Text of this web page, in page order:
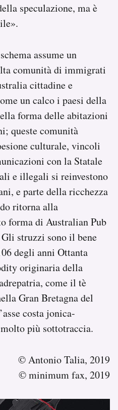
speculazione, ma è
assume un
comunità di immigrati
cittadine e
un calco i paesi della
forma delle abitazioni
queste comunità
culturale, vincoli
con la Statale
e illegali si reinvestono
e parte della ricchezza
ritorna alla
forma di Australian Pub
struzzi sono il bene
degli anni Ottanta
originaria della
come il tè
Gran Bretagna del
costa jonica-
più sottotraccia.
© Antonio Talia, 2019
© minimum fax, 2019